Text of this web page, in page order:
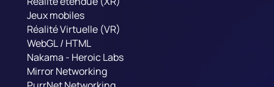
Jeux mobiles
Réalité Virtuelle (VR)
WebGL / HTML
Nakama - Heroic Labs
Mirror Networking